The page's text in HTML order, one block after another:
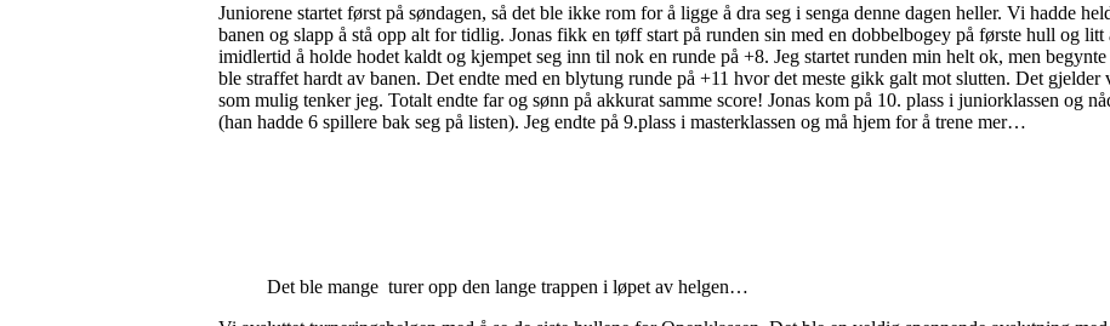
Juniorene startet først på søndagen, så det ble ikke rom for å ligge å dra seg i senga denne dagen heller. Vi hadde
banen og slapp å stå opp alt for tidlig. Jonas fikk en tøff start på runden sin med en dobbelbogey på første hull og
imidlertid å holde hodet kaldt og kjempet seg inn til nok en runde på +8. Jeg startet runden min helt ok, men
ble straffet hardt av banen. Det endte med en blytung runde på +11 hvor det meste gikk galt mot slutten. Det gjelder
som mulig tenker jeg. Totalt endte far og sønn på akkurat samme score! Jonas kom på 10. plass i juniorklassen og
(han hadde 6 spillere bak seg på listen). Jeg endte på 9.plass i masterklassen og må hjem for å trene mer…
Det ble mange turer opp den lange trappen i løpet av helgen…